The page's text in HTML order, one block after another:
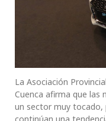
La Asociación
Cuenca afirma que las
un sector muy tocado,